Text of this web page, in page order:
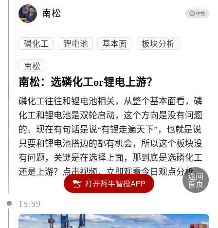
南松
磷化工 锂电池 基本面
板块分析
南松
南松：选磷化工or锂电上游？
磷化工往往和锂电池相关，从整个基本面看，磷
化工和锂电池是双轮启动，这个方向是没有问题
的。现在有句话是说“有锂走遍天下”，也就是说
只要和锂电池搭边的都有机会，所以这个板块没
有问题，关键是在选择上面，那到底是选磷化工
还是上游？点击视频，立即观看今日观点分析。
15:59